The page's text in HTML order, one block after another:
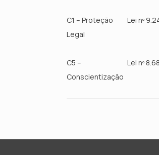
C1 – Proteção
Legal
Lei nº
C5 –
Conscientização
Lei nº